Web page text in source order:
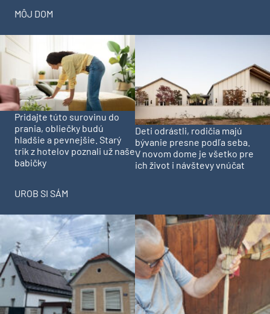
MÔJ DOM
Pridajte túto surovinu do
prania, obliečky budú
hladšie a pevnejšie. Starý
trik z hotelov poznali už naše
babičky
Deti odrástli, rodičia majú
bývanie presne podľa seba.
V novom dome je všetko pre
ich život i návštevy vnúčat
UROB SI SÁM